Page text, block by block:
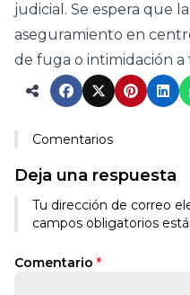
judicial. Se espera que
aseguramiento en
de fuga o intimidación a
Comentarios
Deja una respuesta
Tu dirección de correo
campos obligatorios
Comentario *